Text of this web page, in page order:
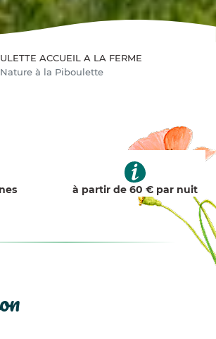
ACCUEIL A LA FERME
à la Piboulette
à partir de 60 € par nuit